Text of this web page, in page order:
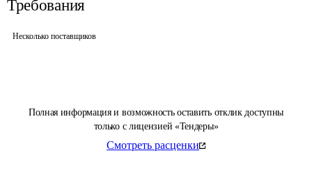
Полная информация и возможность оставить отклик доступны
только с лицензией «Тендеры»
Смотреть расценки
Требования
Несколько поставщиков